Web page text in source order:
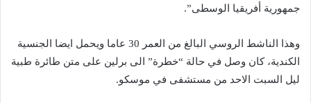
جمهورية أفريقيا الوسطى”.
وهذا الناشط الروسي البالغ من العمر 30 عاما ويحمل ايضا الجنسية
الكندية، كان وصل في حالة “خطرة” الى برلين على متن طائرة طبية
ليل السبت الاحد من مستشفى في موسكو.